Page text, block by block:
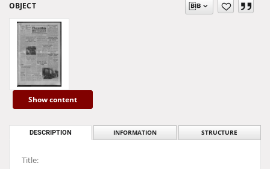
OBJECT
Show content
DESCRIPTION INFORMATION STRUCTURE
Title: